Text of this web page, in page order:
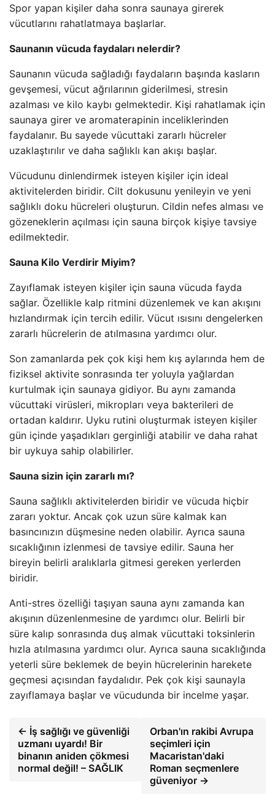
Spor yapan kişiler daha sonra saunaya girerek
vücutlarını rahatlatmaya başlarlar.
Saunanın vücuda faydaları nelerdir?
Saunanın vücuda sağladığı faydaların başında kasların
gevşemesi, vücut ağrılarının giderilmesi, stresin
azalması ve kilo kaybı gelmektedir. Kişi rahatlamak için
saunaya girer ve aromaterapinin inceliklerinden
faydalanır. Bu sayede vücuttaki zararlı hücreler
uzaklaştırılır ve daha sağlıklı kan akışı başlar.
Vücudunu dinlendirmek isteyen kişiler için ideal
aktivitelerden biridir. Cilt dokusunu yenileyin ve yeni
sağlıklı doku hücreleri oluşturun. Cildin nefes alması ve
gözeneklerin açılması için sauna birçok kişiye tavsiye
edilmektedir.
Sauna Kilo Verdirir Miyim?
Zayıflamak isteyen kişiler için sauna vücuda fayda
sağlar. Özellikle kalp ritmini düzenlemek ve kan akışını
hızlandırmak için tercih edilir. Vücut ısısını dengelerken
zararlı hücrelerin de atılmasına yardımcı olur.
Son zamanlarda pek çok kişi hem kış aylarında hem de
fiziksel aktivite sonrasında ter yoluyla yağlardan
kurtulmak için saunaya gidiyor. Bu aynı zamanda
vücuttaki virüsleri, mikropları veya bakterileri de
ortadan kaldırır. Uyku rutini oluşturmak isteyen kişiler
gün içinde yaşadıkları gerginliği atabilir ve daha rahat
bir uykuya sahip olabilirler.
Sauna sizin için zararlı mı?
Sauna sağlıklı aktivitelerden biridir ve vücuda hiçbir
zararı yoktur. Ancak çok uzun süre kalmak kan
basıncınızın düşmesine neden olabilir. Ayrıca sauna
sıcaklığının izlenmesi de tavsiye edilir. Sauna her
bireyin belirli aralıklarla gitmesi gereken yerlerden
biridir.
Anti-stres özelliği taşıyan sauna aynı zamanda kan
akışının düzenlenmesine de yardımcı olur. Belirli bir
süre kalıp sonrasında duş almak vücuttaki toksinlerin
hızla atılmasına yardımcı olur. Ayrıca sauna sıcaklığında
yeterli süre beklemek de beyin hücrelerinin harekete
geçmesi açısından faydalıdır. Pek çok kişi saunayla
zayıflamaya başlar ve vücudunda bir incelme yaşar.
← İş sağlığı ve güvenliği
uzmanı uyardı! Bir
binanın aniden çökmesi
normal değil! – SAĞLIK
Orban'ın rakibi Avrupa
seçimleri için
Macaristan'daki
Roman seçmenlere
güveniyor →